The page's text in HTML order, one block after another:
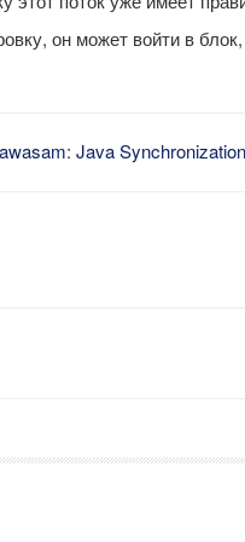
он может войти в
: Java